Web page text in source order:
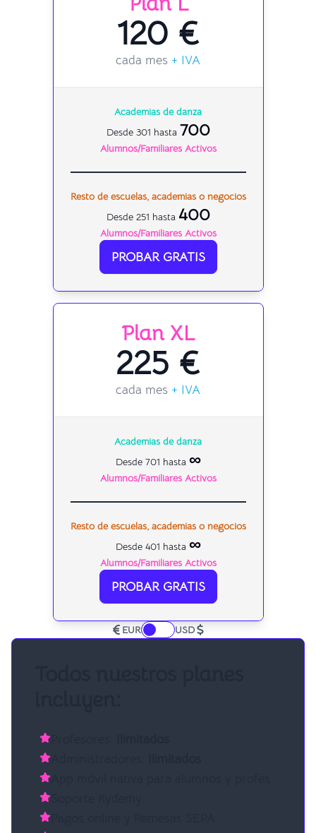
120 €
cada mes + IVA
Academias de danza
Desde 301 hasta 700
Alumnos/Familiares Activos
Resto de escuelas, academias o negocios
Desde 251 hasta 400
Alumnos/Familiares Activos
PROBAR GRATIS
Plan XL
225 €
cada mes + IVA
Academias de danza
Desde 701 hasta ∞
Alumnos/Familiares Activos
Resto de escuelas, academias o negocios
Desde 401 hasta ∞
Alumnos/Familiares Activos
PROBAR GRATIS
EUR USD